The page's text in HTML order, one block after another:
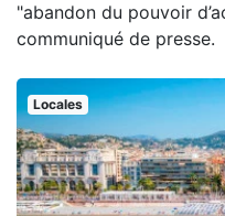
"abandon du pouvoir
communiqué de presse.
Locales